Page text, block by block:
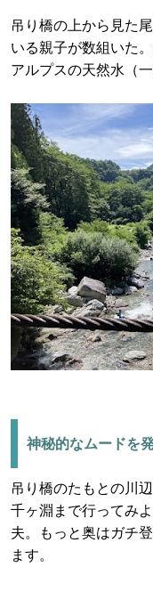
吊り橋の上から見た
いる親子が数組いた
アルプスの天然水（
神秘的なムードを
吊り橋のたもとの川
千ヶ淵まで行ってみ
夫。もっと奥はガチ
ます。